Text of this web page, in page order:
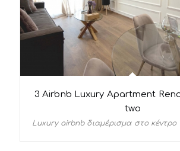
3 Airbnb Luxury Apartment
two
Luxury airbnb διαμέρισμα στο κέντρο